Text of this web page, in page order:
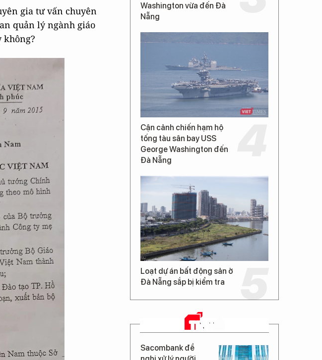
gia tư vấn chuyên
quản lý ngành giáo
không?
Washington vừa đến Đà
Nẵng
Cận cảnh chiến hạm hộ
tống tàu sân bay USS
George Washington đến
Đà Nẵng
Loạt dự án bất động sản ở
Đà Nẵng sắp bị kiểm tra
TIN MỚI
Sacombank đề